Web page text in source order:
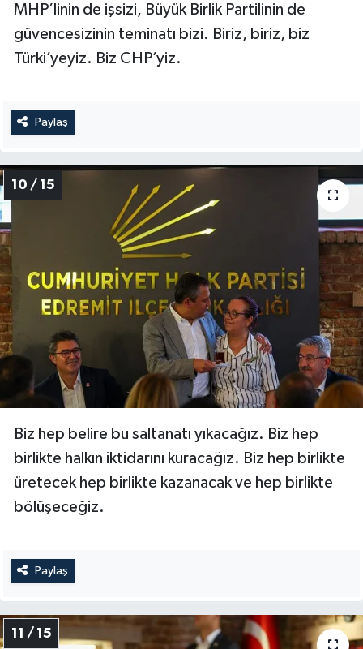
MHP’linin de işsizi, Büyük Birlik Partilinin de
güvencesizinin teminatı bizi. Biriz, biriz, biz
Türki’yeyiz. Biz CHP’yiz.
Paylaş
10 / 15
Biz hep belire bu saltanatı yıkacağız. Biz hep
birlikte halkın iktidarını kuracağız. Biz hep birlikte
üretecek hep birlikte kazanacak ve hep birlikte
bölüşeceğiz.
Paylaş
11 / 15